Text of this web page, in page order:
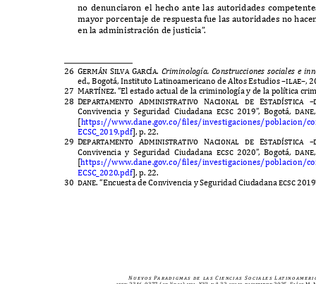
no denunciaron el hecho ante las autoridades
mayor porcentaje de respuesta fue las autoridades no
en la administración de justicia”.
26 Germán Silva García. Criminología. Construcciones sociales e
ed., Bogotá, InstitutoLatinoamericano de AltosEstudios–ilae–,
27 Martínez. “El estado actual de la criminología y de la política
28 Departamento Administrativo Nacional de Estadística
Convivencia ySeguridad Ciudadanaecsc 2019”,Bogotá,
[https://www.dane .gov .co/files/investigaciones/poblacion /
ECSC_2019.pdf],p. 22.
29 Departamento Administrativo Nacional de Estadística
Convivencia ySeguridad Ciudadanaecsc 2020”,Bogotá,
[https://www.dane.gov.co/files/investigaciones/poblacion /
ECSC_2020. pdf],p . 22.
30 dane. “Encuesta deConvivencia ySeguridad Ciudadanaecsc 2019
N u e v o s Pa r a d i g m a s d e l a s C i e n c i a s S o c i a l e s L at i n o a m e r i